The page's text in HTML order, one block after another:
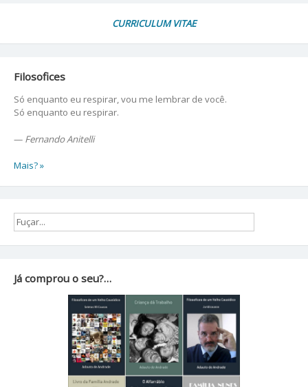
CURRICULUM VITAE
Filosofices
Só enquanto eu respirar, vou me lembrar de você.
Só enquanto eu respirar.
— Fernando Anitelli
Mais? »
Já comprou o seu?…